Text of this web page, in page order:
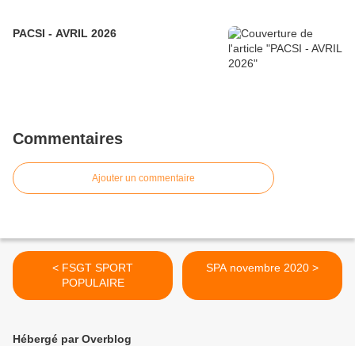
PACSI - AVRIL 2026
Commentaires
Ajouter un commentaire
< FSGT SPORT
POPULAIRE
SPA novembre 2020 >
Hébergé par Overblog